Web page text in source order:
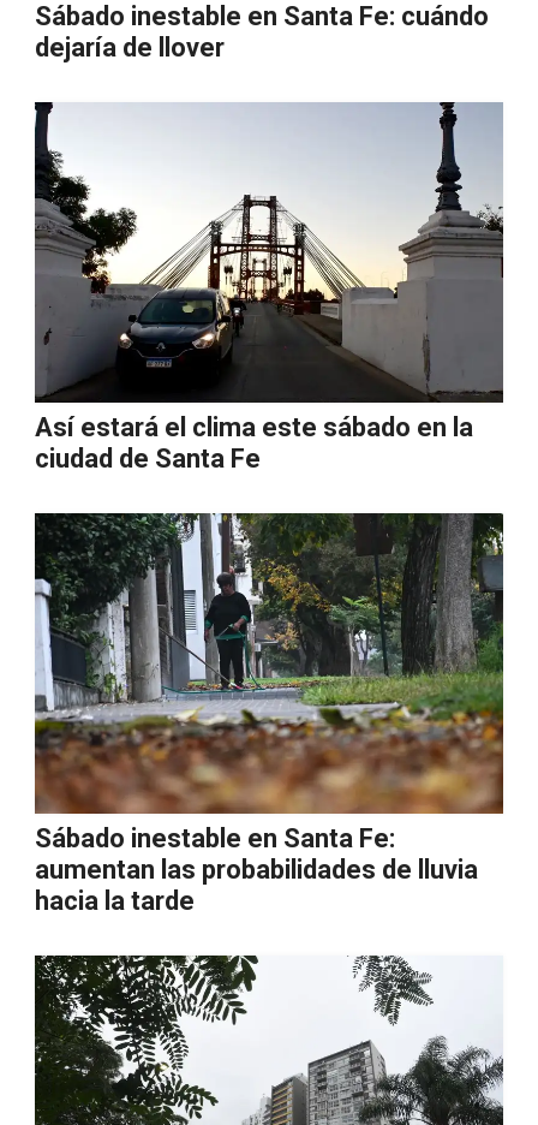
Sábado inestable en Santa Fe: cuándo
dejaría de llover
Así estará el clima este sábado en la
ciudad de Santa Fe
Sábado inestable en Santa Fe:
aumentan las probabilidades de lluvia
hacia la tarde